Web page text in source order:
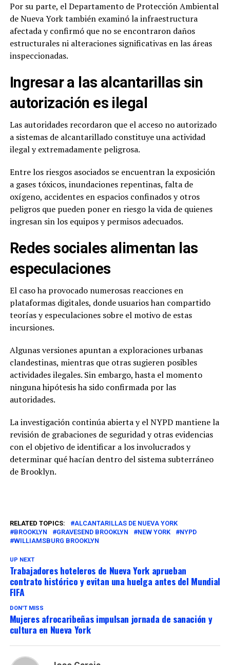
Por su parte, el Departamento de Protección Ambiental
de Nueva York también examinó la infraestructura
afectada y confirmó que no se encontraron daños
estructurales ni alteraciones significativas en las áreas
inspeccionadas.
Ingresar a las alcantarillas sin
autorización es ilegal
Las autoridades recordaron que el acceso no autorizado
a sistemas de alcantarillado constituye una actividad
ilegal y extremadamente peligrosa.
Entre los riesgos asociados se encuentran la exposición
a gases tóxicos, inundaciones repentinas, falta de
oxígeno, accidentes en espacios confinados y otros
peligros que pueden poner en riesgo la vida de quienes
ingresan sin los equipos y permisos adecuados.
Redes sociales alimentan las
especulaciones
El caso ha provocado numerosas reacciones en
plataformas digitales, donde usuarios han compartido
teorías y especulaciones sobre el motivo de estas
incursiones.
Algunas versiones apuntan a exploraciones urbanas
clandestinas, mientras que otras sugieren posibles
actividades ilegales. Sin embargo, hasta el momento
ninguna hipótesis ha sido confirmada por las
autoridades.
La investigación continúa abierta y el NYPD mantiene la
revisión de grabaciones de seguridad y otras evidencias
con el objetivo de identificar a los involucrados y
determinar qué hacían dentro del sistema subterráneo
de Brooklyn.
RELATED TOPICS:
ALCANTARILLAS DE NUEVA YORK
BROOKLYN
GRAVESEND BROOKLYN NEW YORK
NYPD
WILLIAMSBURG BROOKLYN
UP NEXT
Trabajadores hoteleros de Nueva York aprueban
contrato histórico y evitan una huelga antes del Mundial
FIFA
DON'T MISS
Mujeres afrocaribeñas impulsan jornada de sanación y
cultura en Nueva York